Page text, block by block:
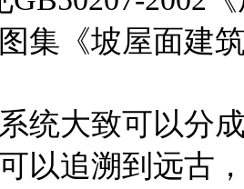
集《坡屋面建
统大致可以分
以追溯到远古